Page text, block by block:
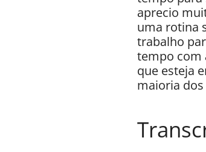
aprecio
uma rotina
trabalho
tempo com
que esteja
maioria